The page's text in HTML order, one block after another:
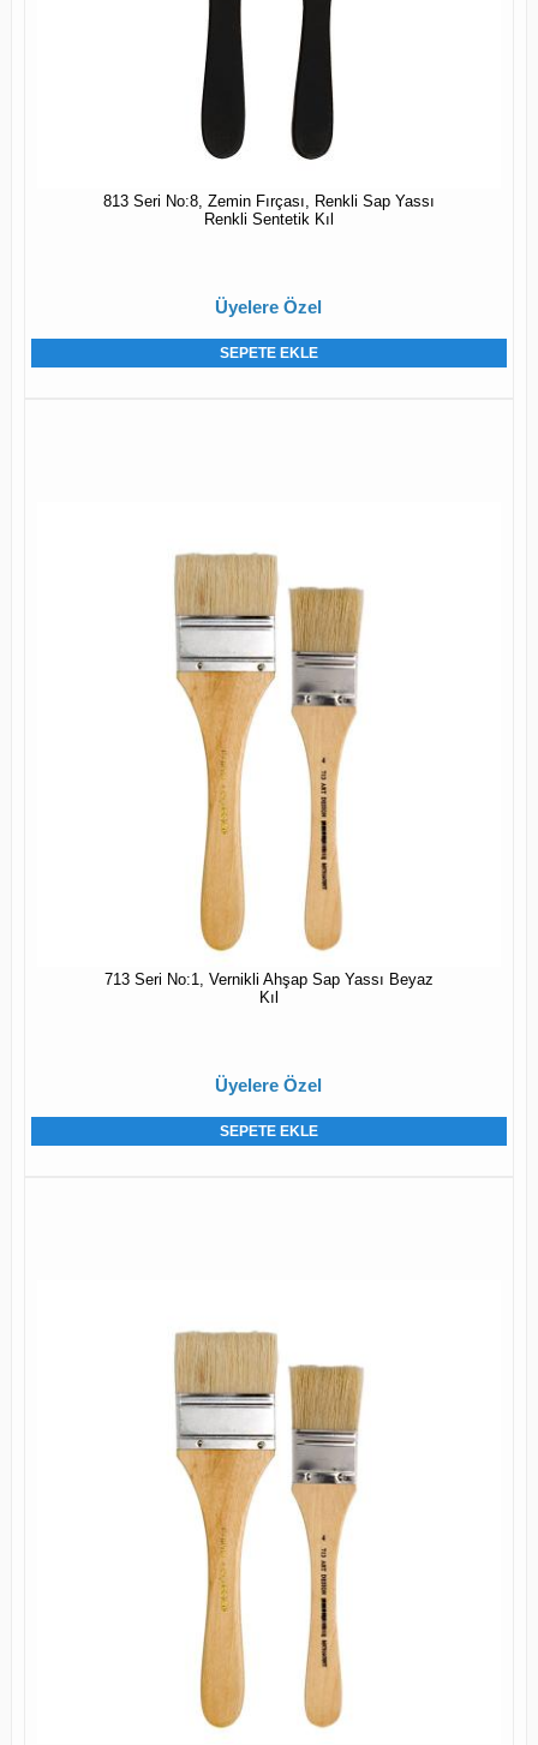
813 Seri No:8, Zemin Fırçası, Renkli Sap Yassı
Renkli Sentetik Kıl
Üyelere Özel
SEPETE EKLE
713 Seri No:1, Vernikli Ahşap Sap Yassı Beyaz
Kıl
Üyelere Özel
SEPETE EKLE